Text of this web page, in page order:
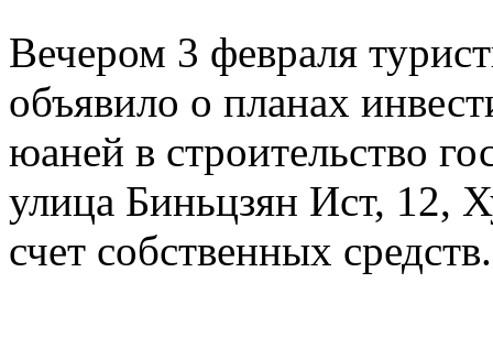
Вечером 3 февраля
объявило о планах
юаней в строительство
улица Биньцзян Ист, 12,
счет собственных средств.